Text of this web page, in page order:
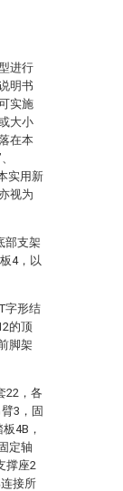
进行
明书
实施
大小
在本
实用新
视为
部支架
4，以
字形结
的顶
脚架
22，各
3，固
4B，
定轴
撑座2
接所